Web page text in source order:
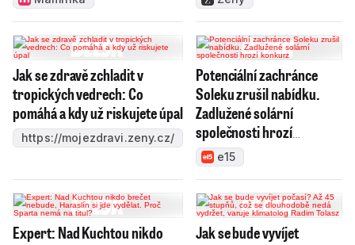
Jak se zdravě zchladit v
tropických vedrech: Co
pomáhá a kdy už riskujete úpal
https://mojezdravi.zeny.cz/
Potenciální zachránce
Soleku zrušil nabídku.
Zadlužené solární
společnosti hrozí
konkurz
e15
Expert: Nad Kuchtou nikdo
Jak se bude vyvíjet